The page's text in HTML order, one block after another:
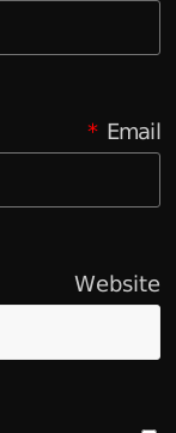
Email
*
Website